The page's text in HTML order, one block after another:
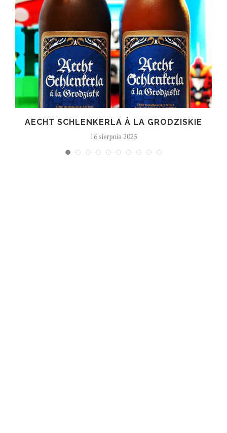
AECHT SCHLENKERLA À LA GRODZISKIE
16 sierpnia 2025